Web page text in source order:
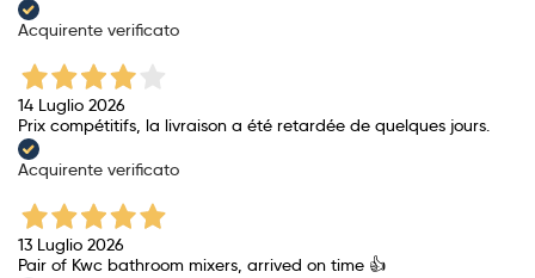
Acquirente verificato
14 Luglio 2026
Prix ​​compétitifs, la livraison a été retardée de quelques jours.
Acquirente verificato
13 Luglio 2026
Pair of Kwc bathroom mixers, arrived on time 👍